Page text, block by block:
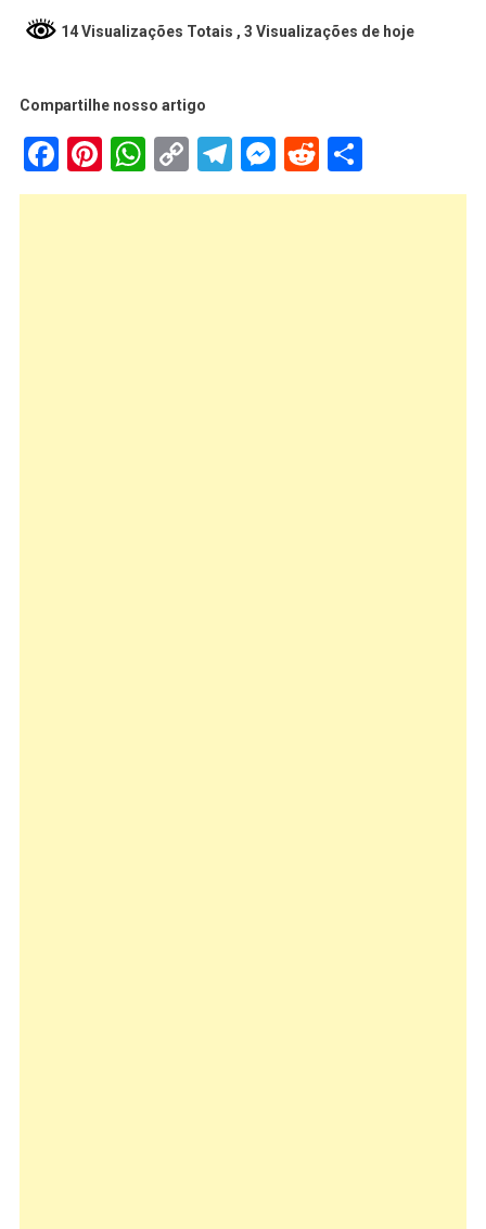
14 Visualizações Totais , 3 Visualizações de hoje
Compartilhe nosso artigo
Facebook
Pinterest
WhatsApp
Copy
Link
Telegram
Messenger
Reddit
Share